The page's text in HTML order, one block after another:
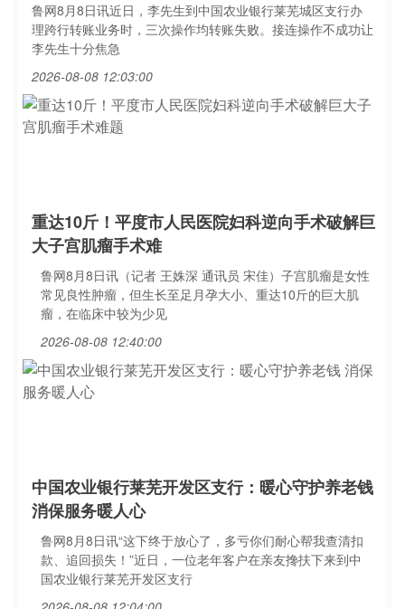
鲁网8月8日讯近日，李先生到中国农业银行莱芜城区支行办
理跨行转账业务时，三次操作均转账失败。接连操作不成功让
李先生十分焦急
2026-08-08 12:03:00
重达10斤！平度市人民医院妇科逆向手术破解巨
大子宫肌瘤手术难
鲁网8月8日讯（记者 王姝深 通讯员 宋佳）子宫肌瘤是女性
常见良性肿瘤，但生长至足月孕大小、重达10斤的巨大肌
瘤，在临床中较为少见
2026-08-08 12:40:00
中国农业银行莱芜开发区支行：暖心守护养老钱
消保服务暖人心
鲁网8月8日讯“这下终于放心了，多亏你们耐心帮我查清扣
款、追回损失！”近日，一位老年客户在亲友搀扶下来到中
国农业银行莱芜开发区支行